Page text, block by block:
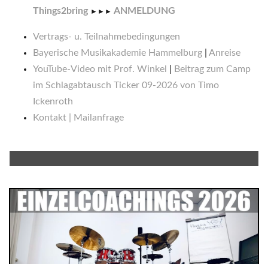
Things2bring ►►► ANMELDUNG
Vertrags- u. Teilnahmebedingungen
Bayerische Musikakademie Hammelburg
Anreise
YouTube-Video mit Prof. Winkel
Beitrag zum Camp
im Schlagabtausch Ticker 09-2026 von Timo
Ickenroth
Kontakt | Mailanfrage